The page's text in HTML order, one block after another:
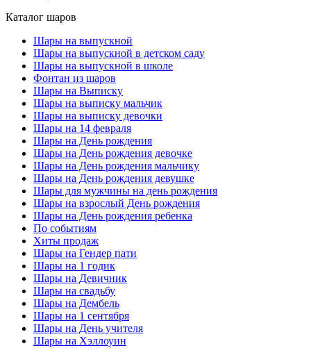
Каталог шаров
Шары на выпускной
Шары на выпускной в детском саду
Шары на выпускной в школе
Фонтан из шаров
Шары на Выписку
Шары на выписку мальчик
Шары на выписку девочки
Шары на 14 февраля
Шары на День рождения
Шары на День рождения девочке
Шары на День рождения мальчику
Шары на День рождения девушке
Шары для мужчины на день рождения
Шары на взрослый День рождения
Шары на День рождения ребенка
По событиям
Хиты продаж
Шары на Гендер пати
Шары на 1 годик
Шары на Девичник
Шары на свадьбу
Шары на Дембель
Шары на 1 сентября
Шары на День учителя
Шары на Хэллоуин